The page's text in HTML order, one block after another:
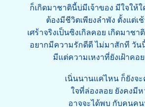
ก็เกิดมาชาตินี้บ่มีเจ้าของ มีใจให้ใ
ต้องมีชีวิตเพียงลำพัง ตั้งแต่เ
เศร้าจริงเป็นซิงเกิลคอย เกิดมาชา
อยากมีความรักดีดี ไม่มาสักที วัน
มีแต่ความเหงาที่ยังเฝ้าคอย
เนิ่นนานแค่ไหน ก็ยังจะ
ใจที่ล่องลอย ยังคงมีห
อาจจะได้พบ กับคนค